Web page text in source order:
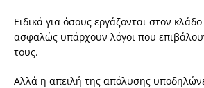
Ειδικά για όσους εργάζονται στον κλάδο
ασφαλώς υπάρχουν λόγοι που
τους.
Αλλά η απειλή της απόλυσης